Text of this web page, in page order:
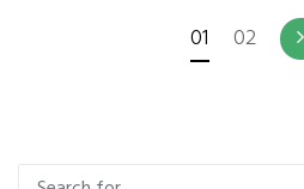
01 02